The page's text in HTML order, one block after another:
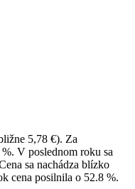
5,78 €). Za
V poslednom roku sa
sa nachádza blízko
cena posilnila o 52.8 %.